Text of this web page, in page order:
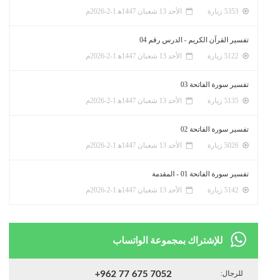
الأحد 13 شعبان 1447ﻫ 1-2-2026م
تفسير القرآن الكريم - الدرس رقم 04
الأحد 13 شعبان 1447ﻫ 1-2-2026م
تفسير سورة الفاتحة 03
الأحد 13 شعبان 1447ﻫ 1-2-2026م
تفسير سورة الفاتحة 02
الأحد 13 شعبان 1447ﻫ 1-2-2026م
تفسير سورة الفاتحة 01 - المقدمة
الأحد 13 شعبان 1447ﻫ 1-2-2026م
للإشتراك بمجموعة الواتساب
للرجال: +962 77 675 7052